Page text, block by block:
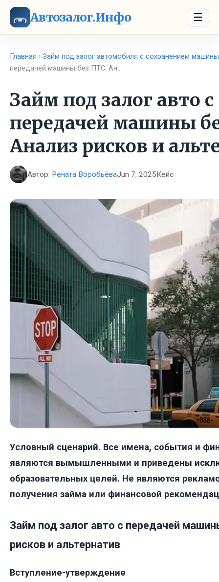
Автозалог.Инфо ☰
Главная › Займ под залог автомобиля с сохранением машины
передачей машины без ПТС: Ан…
Займ под залог авто с
передачей машины
Анализ рисков и
Автор: Рената ВоробьёваJun 7, 2025Кейс
Условный сценарий. Все имена, события и
являются вымышленными и приведены
образовательных целей. Не являются
получения займа или финансовой
Займ под залог авто с передачей
рисков и альтернатив
Вступление-утверждение